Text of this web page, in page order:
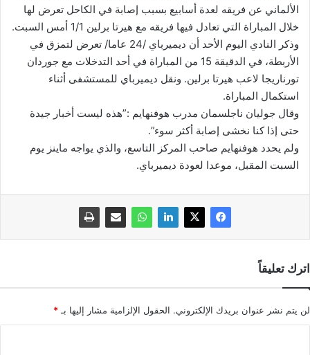
الألماني عن فريقه لعدة أسابيع بسبب إصابة في الكاحل تعرض لها
خلال المباراة التي تعادل فيها فريقه مع هيرتا برلين 1/1 أمس السبت.
وذكر النادي اليوم الأحد أن ديميرباي /24 عاما/ تعرض لتمزق في
الأربطة، في الدقيقة 15 من المباراة في أحد التدخلات مع جوردان
تورناريجا لاعب هيرتا برلين. ونقل ديميرباي للمستشفى أثناء
استكمال المباراة.
وقال جوليان ناجلسمان مدرب هوفنهايم :”هذه ليست أخبار جيدة
حتى إذا كنا نخشى إصابة أكثر سوء”.
ولم يحدد هوفنهايم صاحب المركز التاسع، والذي يواجه ماينز يوم
السبت المقبل، موعدا لعودة ديميرباي.
اترك تعليقاً
لن يتم نشر عنوان بريدك الإلكتروني. الحقول الإلزامية مشار إليها بـ*